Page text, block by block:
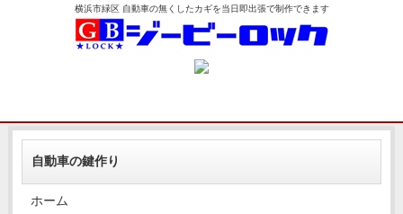
横浜市緑区 自動車の無くしたカギを当日即出張で制作できます
自動車の鍵作り
ホーム